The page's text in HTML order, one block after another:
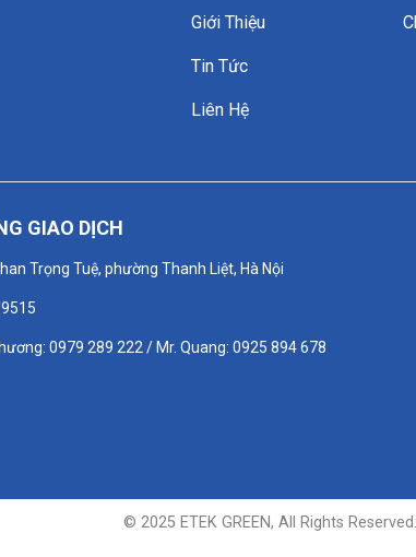
Giới Thiệu
Tin Tức
Liên Hệ
GIAO DỊCH
Trọng Tuệ, phường Thanh Liệt, Hà Nội
0979 289 222 / Mr. Quang: 0925 894 678
© 2025 ETEK GREEN, All Rights Reserved.